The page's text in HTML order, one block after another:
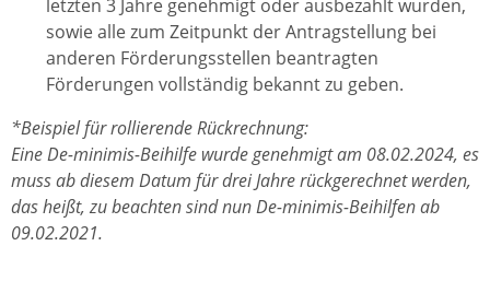
letzten 3 Jahre genehmigt oder ausbezahlt wurden,
sowie alle zum Zeitpunkt der Antragstellung bei
anderen Förderungsstellen beantragten
Förderungen vollständig bekannt zu geben.
*Beispiel für rollierende Rückrechnung:
Eine De-minimis-Beihilfe wurde genehmigt am 08.02.2024, es
muss ab diesem Datum für drei Jahre rückgerechnet werden,
das heißt, zu beachten sind nun De-minimis-Beihilfen ab
09.02.2021.